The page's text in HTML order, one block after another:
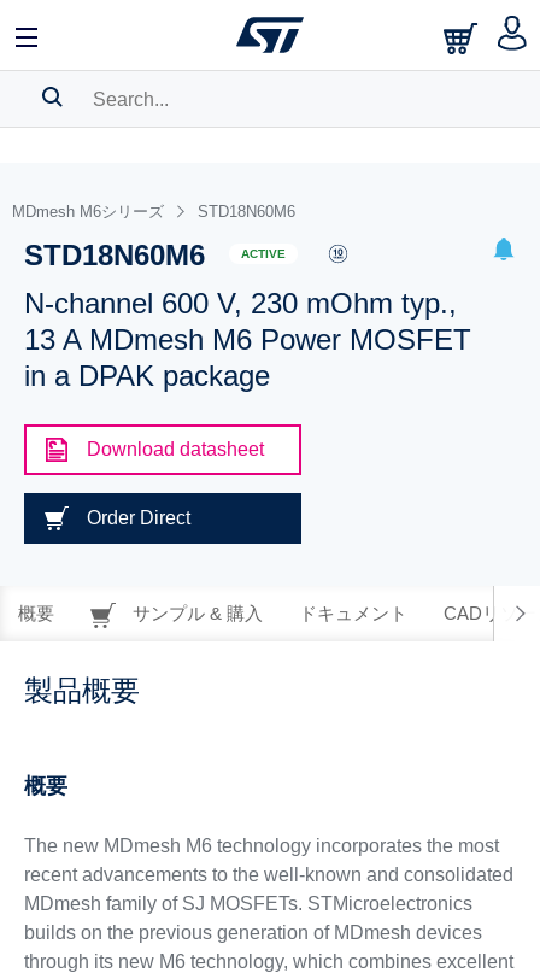
BOOKMARK
Pleaselog into show your saved searches.
MDmesh M6シリーズ STD18N60M6
STD18N60M6 ACTIVE
N-channel 600 V, 230 mOhm typ.,
13 A MDmesh M6 Power MOSFET
in a DPAK package
Download datasheet
Order Direct
概要 サンプル & 購入 ドキュメント CADリソー
製品概要
概要
The new MDmesh M6 technology incorporates the most
recent advancements to the well-known and consolidated
MDmesh family of SJ MOSFETs. STMicroelectronics
builds on the previous generation of MDmesh devices
through its new M6 technology, which combines excellent